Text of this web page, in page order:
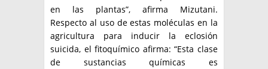
en las plantas”, afirma Mizutani.
Respecto al uso de estas moléculas en la
agricultura para inducir la eclosión
suicida, el fitoquímico afirma: “Esta clase
de sustancias químicas es